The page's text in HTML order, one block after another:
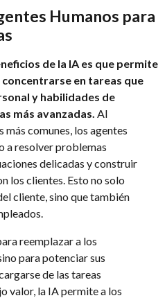
Humanos para
de la IA es que permite
concentrarse en tareas que
y habilidades de
más avanzadas. Al
comunes, los agentes
a resolver problemas
delicadas y construir
los clientes. Esto no solo
cliente, sino que también
reemplazar a los
para potenciar sus
de las tareas
valor, la IA permite a los